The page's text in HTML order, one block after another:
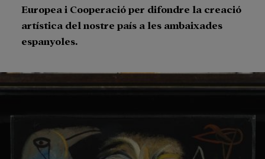
Europea i Cooperació per difondre la creació
artística del nostre país a les ambaixades
espanyoles.